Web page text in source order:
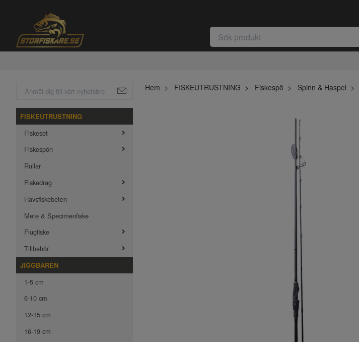
FISKEUTRUSTNING
Fiskeset
Fiskespön
Rullar
Fiskedrag
Havsfiskebeten
Mete & Specimenfiske
Flugfiske
Tillbehör
JIGGBAREN
1-5 cm
6-10 cm
12-15 cm
16-19 cm
Hem FISKEUTRUSTNING Fiskespö Spinn & Haspel